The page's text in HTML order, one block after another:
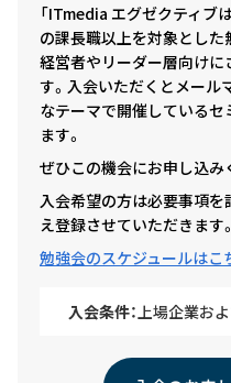
「ITmedia エグゼクティブ
の課長職以上を対象とした
経営者やリーダー層向け
す。入会いただくとメール
なテーマで開催しているセ
ます。
ぜひこの機会にお申し込み
入会希望の方は必要事項
え登録させていただきます。
勉強会のスケジュールはこ
入会条件： 上場企業お